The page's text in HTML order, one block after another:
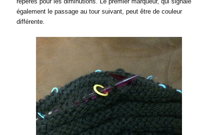
également le passage au tour suivant, peut être de couleur
différente.